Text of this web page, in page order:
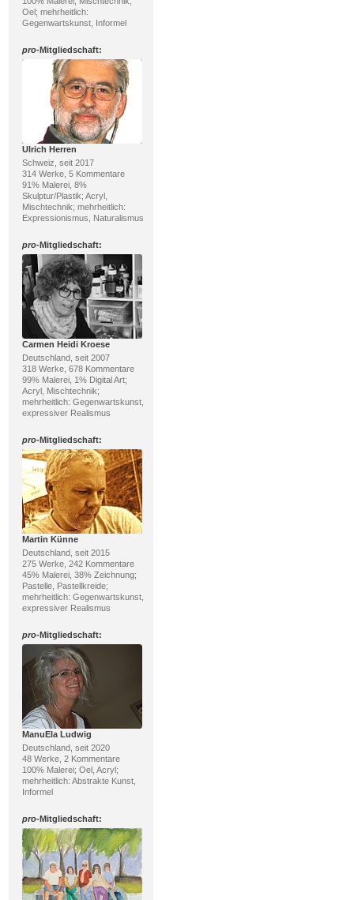
Oel; mehrheitlich:
Gegenwartskunst, Informel
pro-Mitgliedschaft:
Ulrich Herren
Schweiz, seit 2017
314 Werke, 5 Kommentare
91% Malerei, 8%
Skulptur/Plastik; Acryl,
Mischtechnik; mehrheitlich:
Expressionismus, Naturalismus
pro-Mitgliedschaft:
Carmen Heidi Kroese
Deutschland, seit 2007
318 Werke, 678 Kommentare
99% Malerei, 1% Digital Art;
Acryl, Mischtechnik;
mehrheitlich: Gegenwartskunst,
expressiver Realismus
pro-Mitgliedschaft:
Martin Künne
Deutschland, seit 2015
275 Werke, 242 Kommentare
45% Malerei, 38% Zeichnung;
Pastelle, Pastellkreide;
mehrheitlich: Gegenwartskunst,
expressiver Realismus
pro-Mitgliedschaft:
ManuEla Ludwig
Deutschland, seit 2020
48 Werke, 2 Kommentare
100% Malerei; Oel, Acryl;
mehrheitlich: Abstrakte Kunst,
Informel
pro-Mitgliedschaft: